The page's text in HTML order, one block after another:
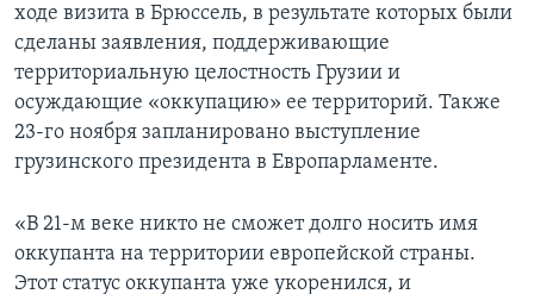
ходе визита в Брюссель, в результате которых были
сделаны заявления, поддерживающие
территориальную целостность Грузии и
осуждающие «оккупацию» ее территорий. Также
23-го ноября запланировано выступление
грузинского президента в Европарламенте.
«В 21-м веке никто не сможет долго носить имя
оккупанта на территории европейской страны.
Этот статус оккупанта уже укоренился, и